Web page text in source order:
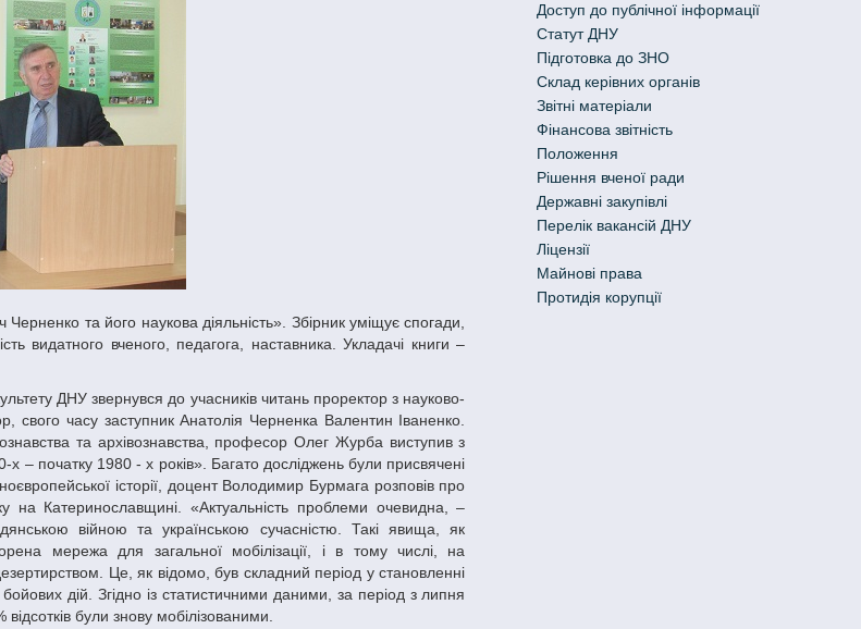
видатного вченого, педагога, наставника. Укладачі книги –
свого часу заступник Анатолія Черненка Валентин Іваненко.
та архівознавства, професор Олег Журба виступив з
– початку 1980 - х років». Багато досліджень були присвячені
історії, доцент Володимир Бурмага розповів про
на Катеринославщині. «Актуальність проблеми очевидна, –
війною та українською сучасністю. Такі явища, як
мережа для загальної мобілізації, і в тому числі, на
Це, як відомо, був складний період у становленні
дій. Згідно із статистичними даними, за період з липня
були знову мобілізованими.
Доступ до публічної інформації
Статут ДНУ
Підготовка до ЗНО
Склад керівних органів
Звітні матеріали
Фінансова звітність
Положення
Рішення вченої ради
Державні закупівлі
Перелік вакансій ДНУ
Ліцензії
Майнові права
Протидія корупції